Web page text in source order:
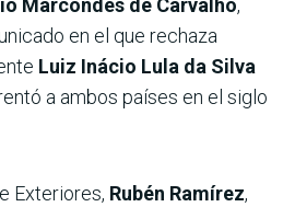
Marcondes de Carvalho,
en el que rechaza
Luiz Inácio Lula da Silva
a ambos países en el siglo
Exteriores, Rubén Ramírez,